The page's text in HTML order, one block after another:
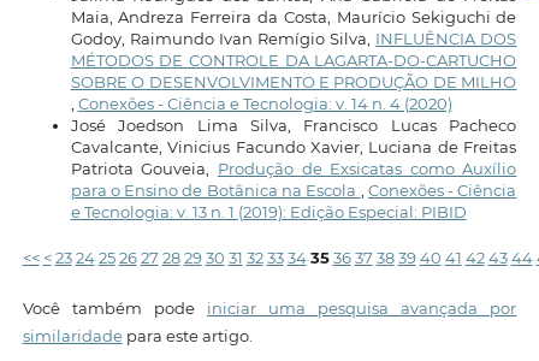
Maia, Andreza Ferreira da Costa, Maurício Sekiguchi de
Godoy, Raimundo Ivan Remígio Silva, INFLUÊNCIA DOS
MÉTODOS DE CONTROLE DA LAGARTA-DO-CARTUCHO
SOBRE O DESENVOLVIMENTO E PRODUÇÃO DE MILHO
Conexões - Ciência e Tecnologia: v. 14 n. 4 (2020)
José Joedson Lima Silva, Francisco Lucas Pacheco
Cavalcante, Vinicius Facundo Xavier, Luciana de Freitas
Patriota Gouveia, Produção de Exsicatas como Auxílio
para o Ensino de Botânica na Escola
Conexões - Ciência
e Tecnologia: v. 13 n. 1 (2019): Edição Especial: PIBID
<< < 23 24 25 26 27 28 29 30 31 32 33 34 35 36 37 38 39 40 41 42 43 44
Você também pode iniciar uma pesquisa avançada por
similaridadepara este artigo.